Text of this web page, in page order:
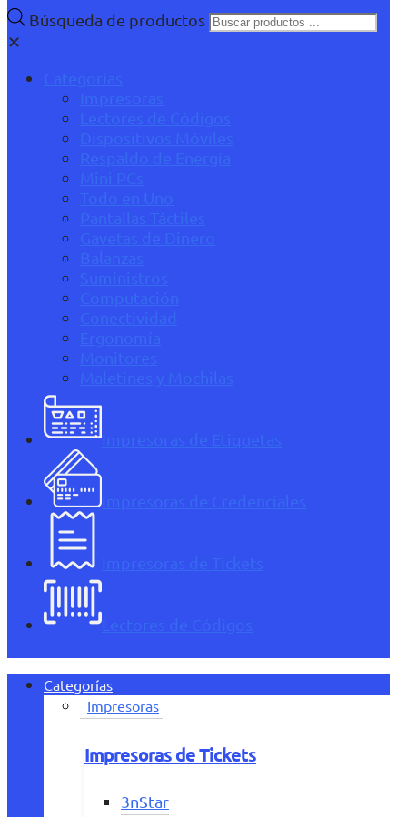
Búsqueda de productos
✕
Categorías
Impresoras
Lectores de Códigos
Dispositivos Móviles
Respaldo de Energía
Mini PCs
Todo en Uno
Pantallas Táctiles
Gavetas de Dinero
Balanzas
Suministros
Computación
Conectividad
Ergonomía
Monitores
Maletines y Mochilas
Impresoras de Etiquetas
Impresoras de Credenciales
Impresoras de Tickets
Lectores de Códigos
Categorías
Impresoras
Impresoras de Tickets
3nStar